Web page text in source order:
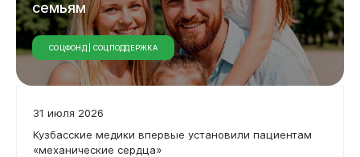
семьям
СОЦФОНД | СОЦПОДДЕРЖКА
31 июля 2026
Кузбасские медики впервые установили пациентам
«механические сердца»